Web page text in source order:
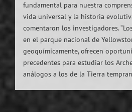
fundamental para nuestra
vida universal y la historia
comentaron los investigadores.
en el parque nacional de
geoquímicamente, ofrecen
precedentes para estudiar los
análogos a los de la Tierra